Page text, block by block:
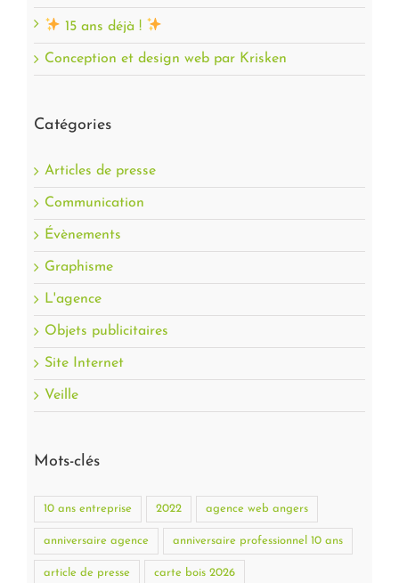
15 ans déjà !
Conception et design web par Krisken
Catégories
Articles de presse
Communication
Évènements
Graphisme
L'agence
Objets publicitaires
Site Internet
Veille
Mots-clés
10 ans entreprise 2022 agence web angers
anniversaire agence anniversaire professionnel 10 ans
article de presse carte bois 2026